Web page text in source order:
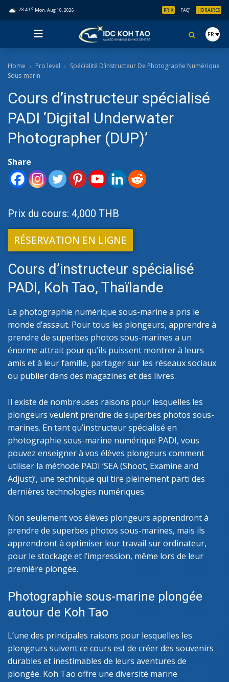
28.49 C Mon, Aug 10, 2026 PRIX FAQ’ HORAIRES
FR
Home Pro level
Spécialité D’instructeur De Photographe Numérique
Sous-marin
Cours d’instructeur spécialisé
PADI ‘Digital Underwater
Photographer (DUP)’
Share
Prix du cours: 4,000 THB
RÉSERVATION EN LIGNE
Cours d’instructeur spécialisé
PADI, Koh Tao, Thaïlande
La photographie numérique sous-marine a pris le
monde d’assaut. Pour tous les plongeurs, apprendre à
prendre de superbes photos sous-marines a un
énorme attrait pour qu’ils puissent montrer à leurs
amis et à leur famille, partager sur les réseaux sociaux
ou publier dans des magazines et des livres.
Il existe de nombreuses raisons pour lesquelles les
plongeurs veulent prendre de superbes photos sous-
marines. En tant qu’instructeur spécialisé en
photographie sous-marine numérique PADI, vous
pouvez enseigner à vos élèves plongeurs comment
utiliser la méthode PADI ‘SEA (Shoot, Examine and
Adjust)’, une technique qui tire pleinement parti des
dernières technologies numériques.
Non seulement vos élèves plongeurs apprendront à
prendre de superbes photos sous-marines, mais ils
apprendront à optimiser leur travail sur ordinateur,
pour le stockage et l’impression, même lors de leur
première plongée.
Photographie sous-marine plongée
autour de Koh Tao
L’une des principales raisons pour lesquelles les
plongeurs suivent ce cours est de créer des souvenirs
durables et inestimables de leurs aventures de
plongée. Koh Tao offre une diversité marine